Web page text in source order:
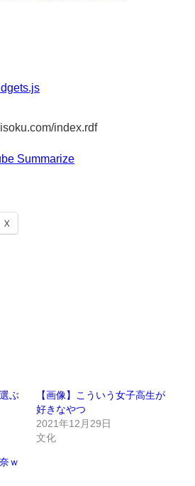
index.rdf
Summarize
X
ぶ
【画像】こういう女子高生が
好きなやつ
2021年12月29日
文化
ｗ